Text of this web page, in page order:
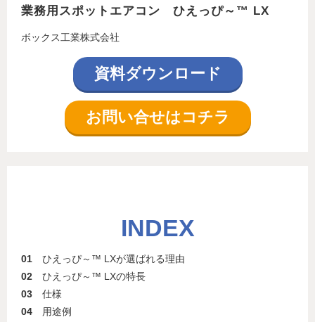
業務用スポットエアコン　ひえっぴ～™ LX
ボックス工業株式会社
資料ダウンロード
お問い合せはコチラ
INDEX
01 ひえっぴ～™ LXが選ばれる理由
02 ひえっぴ～™ LXの特長
03 仕様
04 用途例